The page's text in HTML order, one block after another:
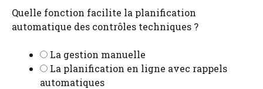
Quelle fonction facilite la planification
automatique des contrôles techniques ?
La gestion manuelle
La planification en ligne avec rappels
automatiques